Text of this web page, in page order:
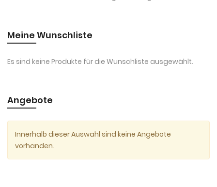
Meine Wunschliste
Es sind keine Produkte für die Wunschliste ausgewählt.
Angebote
Innerhalb dieser Auswahl sind keine Angebote
vorhanden.